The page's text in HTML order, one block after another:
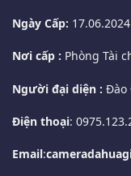
Ngày Cấp: 17.06.2024
Nơi cấp : Phòng Tài
Người đại diện : Đào
Điện thoại:
Email: